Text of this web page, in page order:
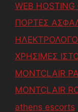
WEB
ΠΟΡΤΕΣ
ΧΡΗΣΙΜΕΣ
MONTCLAIR
MONTCLAIR
athens escorts